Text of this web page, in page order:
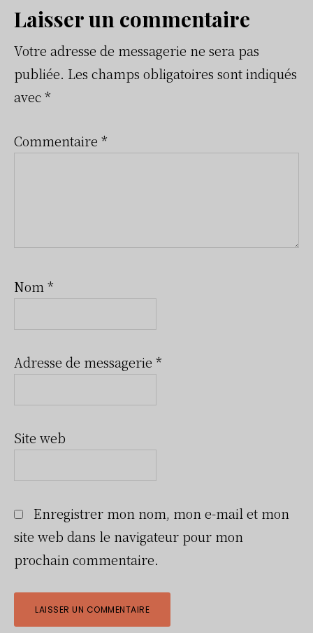
Interactions
du
lecteur
Laisser un commentaire
Votre adresse de messagerie ne sera pas
publiée. Les champs obligatoires sont indiqués
avec*
Commentaire *
Nom *
Adresse de messagerie *
Site web
Enregistrer mon nom, mon e-mail et mon
site web dans le navigateur pour mon
prochain commentaire.